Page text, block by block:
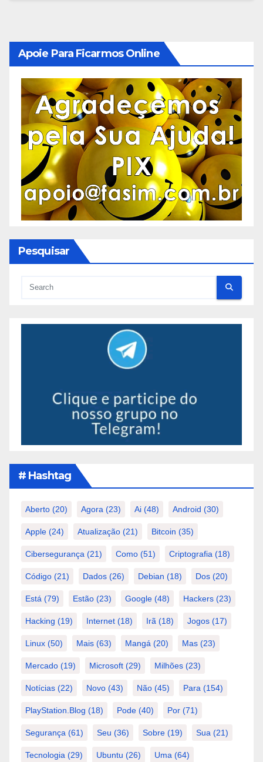
Apoie Para Ficarmos Online
Pesquisar
# Hashtag
Aberto (20) Agora (23) Ai (48) Android (30)
Apple (24) Atualização (21) Bitcoin (35)
Cibersegurança (21) Como (51) Criptografia (18)
Código (21) Dados (26) Debian (18) Dos (20)
Está (79) Estão (23) Google (48) Hackers (23)
Hacking (19) Internet (18) Irã (18) Jogos (17)
Linux (50) Mais (63) Mangá (20) Mas (23)
Mercado (19) Microsoft (29) Milhões (23)
Notícias (22) Novo (43) Não (45) Para (154)
PlayStation.Blog (18) Pode (40) Por (71)
Segurança (61) Seu (36) Sobre (19) Sua (21)
Tecnologia (29) Ubuntu (26) Uma (64)